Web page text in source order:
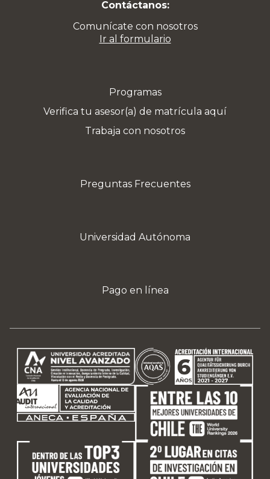
Contáctanos:
Comunícate con nosotros
Ir al formulario
Programas
Verifica tu asesor(a) de matrícula aquí
Trabaja con nosotros
Preguntas Frecuentes
Universidad Autónoma
Pago en línea